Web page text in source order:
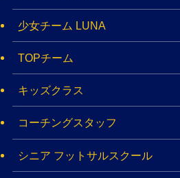
少女チーム LUNA
TOPチーム
キッズクラス
コーチングスタッフ
シニア フットサルスクール